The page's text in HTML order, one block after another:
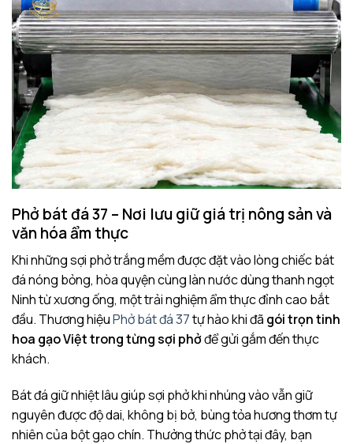
Phở bát đá 37 – Nơi lưu giữ giá trị nông sản và
văn hóa ẩm thực
Khi những sợi phở trắng mềm được đặt vào lòng chiếc bát
đá nóng bỏng, hòa quyện cùng làn nước dùng thanh ngọt
Ninh từ xương ống, một trải nghiệm ẩm thực đỉnh cao bắt
đầu. Thương hiệuPhở bát đá 37tự hào khi đã gói trọn tinh
hoa gạo Việt trong từng sợi phởđể gửi gắm đến thực
khách.
Bát đá giữ nhiệt lâu giúp sợi phở khi nhúng vào vẫn giữ
nguyên được độ dai, không bị bở, bùng tỏa hương thơm tự
nhiên của bột gạo chín. Thưởng thức phở tại đây, bạn